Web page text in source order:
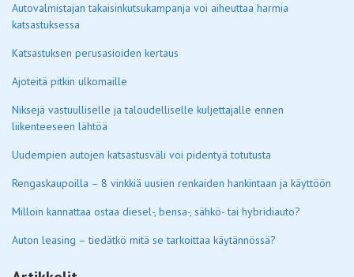
Autovalmistajan takaisinkutsukampanja voi aiheuttaa harmia
katsastuksessa
Katsastuksen perusasioiden kertaus
Ajoteitä pitkin ulkomaille
Niksejä vastuulliselle ja taloudelliselle kuljettajalle ennen
liikenteeseen lähtöä
Uudempien autojen katsastusväli voi pidentyä totutusta
Rengaskaupoilla – 8 vinkkiä uusien renkaiden hankintaan ja käyttöön
Milloin kannattaa ostaa diesel-, bensa-, sähkö- tai hybridiauto?
Auton leasing – tiedätkö mitä se tarkoittaa käytännössä?